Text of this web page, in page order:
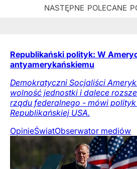
Republikański polityk: W
antyamerykańskiemu
Demokratyczni Socjaliści
wolność jednostki i dalece
rządu federalnego - mówi
Republikańskiej USA.
OpinieŚwiatObserwator mediów